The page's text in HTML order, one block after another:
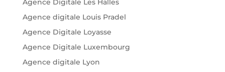
Agence Digitale Les Halles
Agence digitale Louis Pradel
Agence Digitale Loyasse
Agence Digitale Luxembourg
Agence digitale Lyon